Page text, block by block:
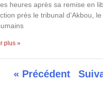
heures après sa remise en
près le tribunal d’Akbou,
plus »
« Précédent